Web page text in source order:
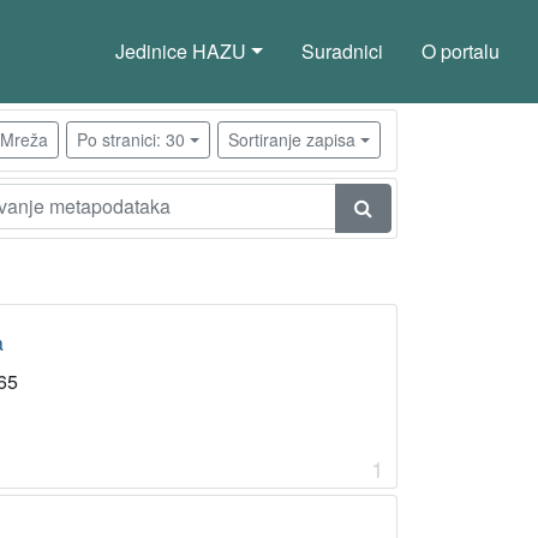
Jedinice HAZU Suradnici O portalu
Mreža Po stranici: 30 Sortiranje zapisa
1